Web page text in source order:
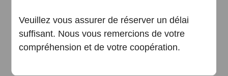
Veuillez vous assurer de réserver un délai
suffisant. Nous vous remercions de votre
compréhension et de votre coopération.